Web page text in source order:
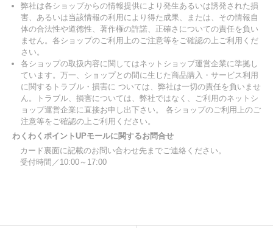
弊社は各ショップからの情報提供により発生あるいは誘発された損
害、あるいは当該情報の利用により得た成果、または、その情報自
体の合法性や道徳性、著作権の許諾、正確さについての責任を負い
ません。各ショップのご利用上のご注意等をご確認の上ご利用くだ
さい。
各ショップの取扱内容に関してはネットショップ運営企業に準拠し
ています。万一、ショップとの間に生じた商品購入・サービス利用
に関するトラブル・損害に ついては、弊社は一切の責任を負いませ
ん。トラブル、損害については、弊社ではなく、ご利用のネットシ
ョップ運営企業に直接お申し出下さい。 各ショップのご利用上のご
注意等をご確認の上ご利用ください。
わくわくポイントUPモールに関するお問合せ
カード裏面に記載のお問い合わせ先までご連絡ください。
受付時間／10:00～17:00